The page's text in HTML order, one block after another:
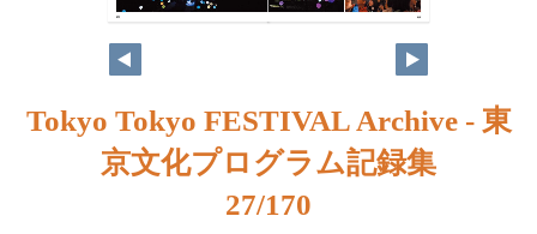
Tokyo Tokyo FESTIVAL Archive - 東
京文化プログラム記録集
27/170